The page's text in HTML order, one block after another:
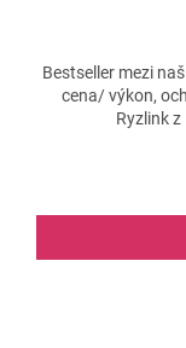
Bestseller mezi
cena/ výkon,
Ryzlink